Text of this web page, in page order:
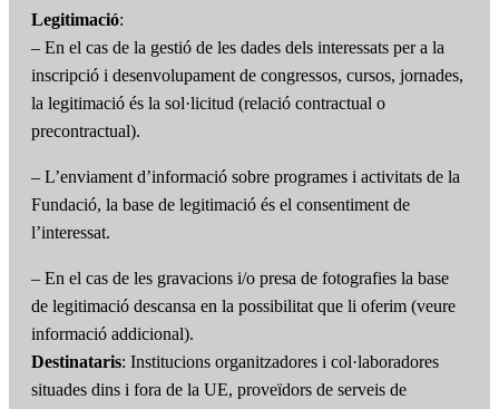
Legitimació:
– En el cas de la gestió de les dades dels interessats per a la
inscripció i desenvolupament de congressos, cursos, jornades,
la legitimació és la sol·licitud (relació contractual o
precontractual).
– L’enviament d’informació sobre programes i activitats de la
Fundació, la base de legitimació és el consentiment de
l’interessat.
– En el cas de les gravacions i/o presa de fotografies la base
de legitimació descansa en la possibilitat que li oferim (veure
informació addicional).
Destinataris: Institucions organitzadores i col·laboradores
situades dins i fora de la UE, proveïdors de serveis de